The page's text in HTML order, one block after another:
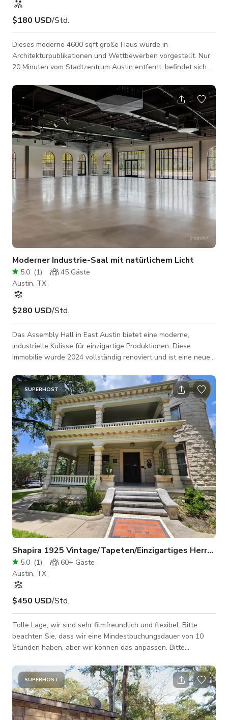
$180 USD/Std.
Dieses moderne 4600 sqft große Haus wurde in
Architekturpublikationen und Wettbewerben vorgestellt. Nur
20 Minuten vom Stadtzentrum Austin entfernt, befindet sich
Terrassen und Balkone im ersten und zweiten Stock mit
Talblick. Die meisten Fenster reichen vom Boden bis zur Decke
und lassen viel natürliches Licht herein. Die Hauptebene
bietet eine offene Küche, Ess- und Wohnzimmerbereich mit
modernem Kamin. Der Garten verfügt auße
Moderner Industrie-Saal mit natürlichem Licht
5.0 (1) 45 Gäste
Austin, TX
$280 USD/Std.
Das Assembly Hall in East Austin bietet eine moderne,
industrielle Kulisse für einzigartige Produktionen. Diese
Immobilie wurde 2024 vollständig renoviert und ist eine neue
verfügt über eine voll klimatisierte 5500 Quadratfuß große
Haupthalle, einen separaten 1000 Quadratfuß großen
Konferenzraum und einen 2000 Quadratfuß großen Innenhof
für Film- und Fotoshootings. HINWEIS: Jede Aktivität (oder
Live-Event) mit mehr als 50 Gäste
SUPERHOST
Shapira 1925 Vintage/Tapeten/Einzigartiges
5.0 (1) 60+ Gäste
Austin, TX
$450 USD/Std.
Tolle Lage, wir sind sehr filmfreundlich und flexibel. Bitte
beachten Sie, dass wir eine Mindestbuchungsdauer von 10
Stunden haben, aber wir können das anpassen. Bitte
SUPERHOST